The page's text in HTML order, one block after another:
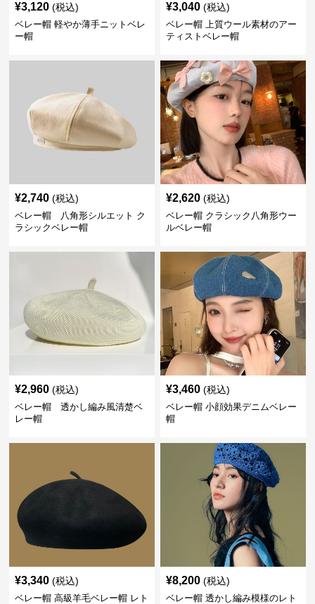
¥3,120 (税込)
ベレー帽 軽やか薄手ニットベレ
ー帽
¥3,040 (税込)
ベレー帽 上質ウール素材のアー
ティストベレー帽
¥2,740 (税込)
ベレー帽 八角形シルエット ク
ラシックベレー帽
¥2,620 (税込)
ベレー帽 クラシック八角形ウー
ルベレー帽
¥2,960 (税込)
ベレー帽 透かし編み風清楚ベ
レー帽
¥3,460 (税込)
ベレー帽 小顔効果デニムベレー
帽
¥3,340 (税込)
ベレー帽 高級羊毛ベレー帽 レト
¥8,200 (税込)
ベレー帽 透かし編み模様のレト